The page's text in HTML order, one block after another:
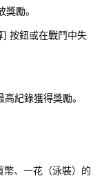
勵。
按鈕或在戰鬥中失
紀錄獲得獎勵。
、一花（泳裝）的